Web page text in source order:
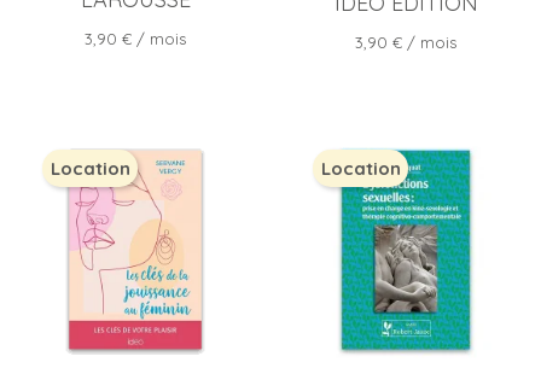
Prix
3,90 € / mois Prix
3,90 € / mois
Location Location